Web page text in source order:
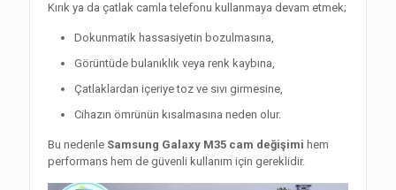
Kırık ya da çatlak camla telefonu kullanmaya devam etmek;
Dokunmatik hassasiyetin bozulmasına,
Görüntüde bulanıklık veya renk kaybına,
Çatlaklardan içeriye toz ve sıvı girmesine,
Cihazın ömrünün kısalmasına neden olur.
Bu nedenle Samsung Galaxy M35 cam değişimi hem
performans hem de güvenli kullanım için gereklidir.